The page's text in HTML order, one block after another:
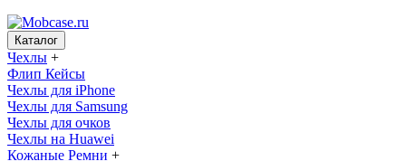
Каталог
Чехлы +
Флип Кейсы
Чехлы для iPhone
Чехлы для Samsung
Чехлы для очков
Чехлы на Huawei
Кожаные Ремни +